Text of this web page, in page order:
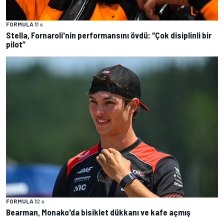
FORMULA 11 s
Stella, Fornaroli'nin performansını övdü: “Çok disiplinli bir
pilot”
FORMULA 12 s
Bearman, Monako'da bisiklet dükkanı ve kafe açmış